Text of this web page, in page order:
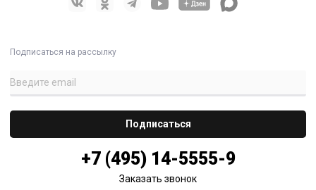
Подписаться на рассылку
+7 (495) 14-5555-9
Заказать звонок